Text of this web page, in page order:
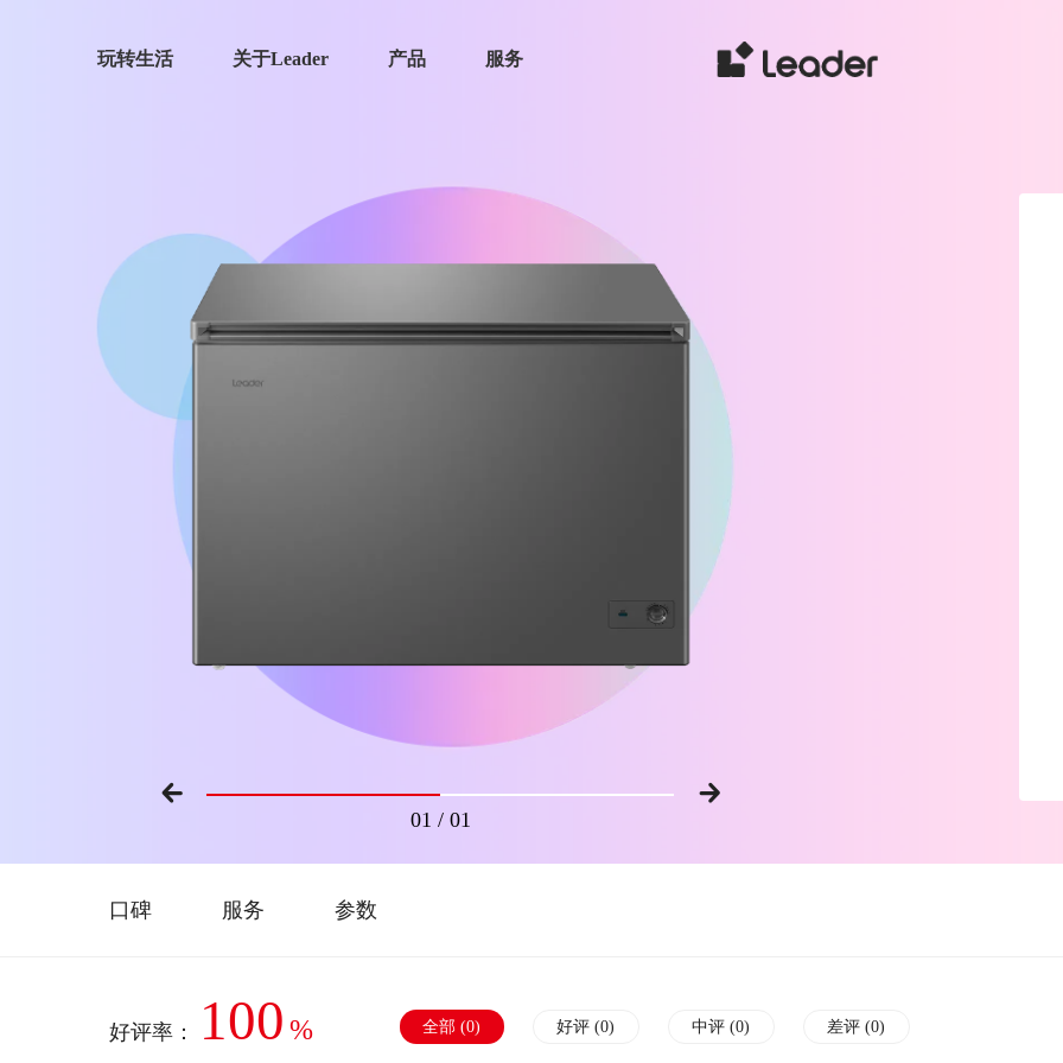
玩转生活 关于Leader 产品 服务
01 / 01
口碑 服务 参数
好评率： 100 % 全部 (0) 好评 (0) 中评 (0) 差评 (0)